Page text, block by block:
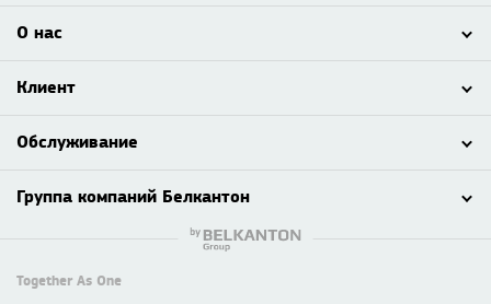
О нас
Клиент
Обслуживание
Группа компаний Белкантон
Together As One